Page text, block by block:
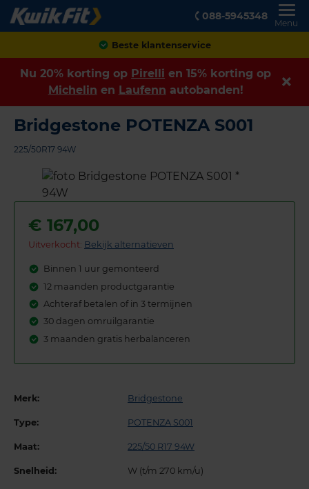
088-5945348
Menu
Achteraf betalen
Nu 20% korting op Pirelli en 15% korting op
Michelin en Laufenn autobanden!
Bridgestone POTENZA S001
225/50R17 94W
€ 167,00
Uitverkocht: Bekijk alternatieven
Binnen 1 uur gemonteerd
12 maanden productgarantie
Achteraf betalen of in 3 termijnen
30 dagen omruilgarantie
3 maanden gratis herbalanceren
Merk: Bridgestone
Type: POTENZA S001
Maat: 225/50 R17 94W
Snelheid: W (t/m 270 km/u)